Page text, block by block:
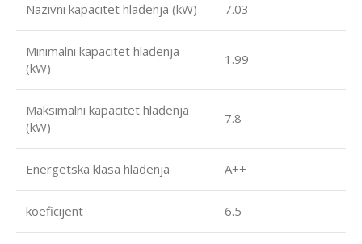
Nazivni kapacitet hlađenja (kW)
7.03
Minimalni kapacitet hlađenja
(kW)
1.99
Maksimalni kapacitet hlađenja
(kW)
7.8
Energetska klasa hlađenja A++
koeficijent 6.5